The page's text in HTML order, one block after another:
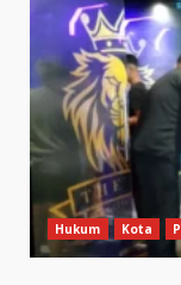
Hukum Kota